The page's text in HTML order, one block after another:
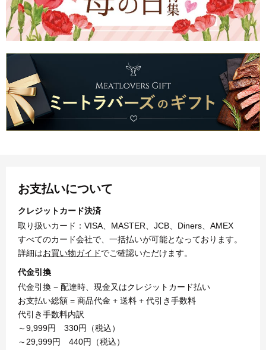
お支払いについて
クレジットカード決済
取り扱いカード：VISA、MASTER、JCB、Diners、AMEX
すべてのカード会社で、一括払いが可能となっております。
詳細はお買い物ガイドでご確認いただけます。
代金引換
代金引換 − 配達時、現金又はクレジットカード払い
お支払い総額 = 商品代金 + 送料 + 代引き手数料
代引き手数料内訳
～9,999円 330円（税込）
～29,999円 440円（税込）